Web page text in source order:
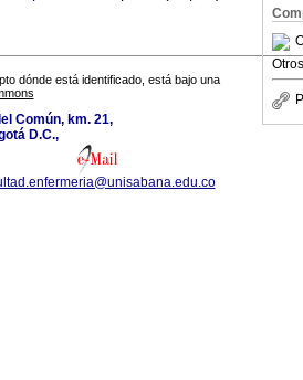
Otros
dónde está identificado, está bajo una
Común, km. 21,
D.C.,